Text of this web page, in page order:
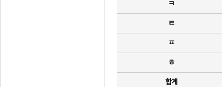
ㅋ
ㅌ
ㅍ
ㅎ
합계